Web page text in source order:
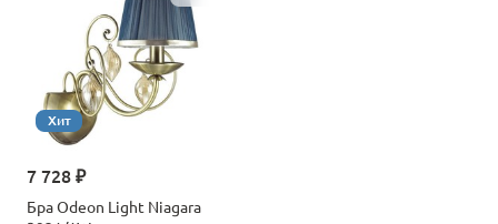
Хит
7 728 ₽
Бра Odeon Light Niagara